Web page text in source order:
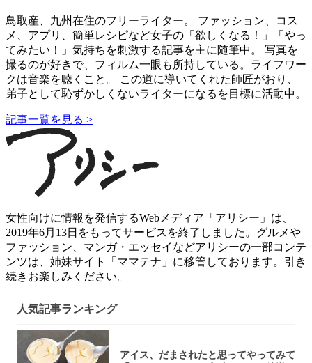
鳥取産、九州在住のフリーライター。 ファッション、コス
メ、アプリ、簡単レシピなど女子の「欲しくなる！」「やっ
てみたい！」気持ちを刺激する記事を主に随筆中。 写真を
撮るのが好きで、フィルム一眼も所持している。ライフワー
クは音楽を聴くこと。 この道に導いてくれた師匠がおり、
弟子として恥ずかしくないライターになるを目標に活動中。
記事一覧を見る >
女性向けに情報を発信するWebメディア「アリシー」は、
2019年6月13日をもってサービスを終了しました。グルメや
ファッション、マンガ・エッセイなどアリシーの一部コンテ
ンツは、姉妹サイト「ママテナ」に移管しております。引き
続きお楽しみください。
人気記事ランキング
アイス、だまされたと思ってやってみて